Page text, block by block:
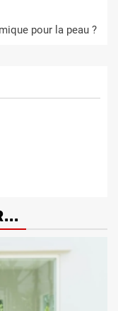
pour la peau ?